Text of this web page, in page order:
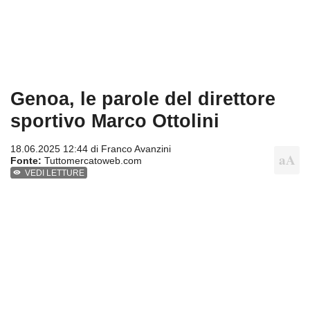
Genoa, le parole del direttore
sportivo Marco Ottolini
18.06.2025 12:44 di Franco Avanzini
Fonte: Tuttomercatoweb.com
VEDI LETTURE